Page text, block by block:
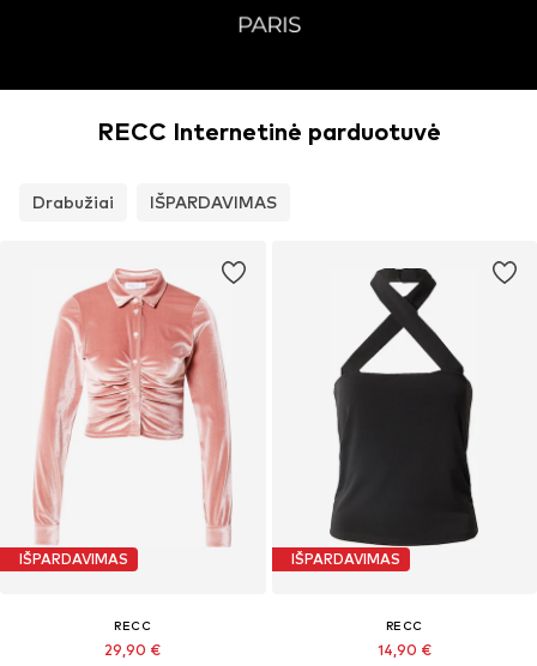
RECC Internetinė parduotuvė
Drabužiai IŠPARDAVIMAS
IŠPARDAVIMAS
RECC
29,90 €
IŠPARDAVIMAS
RECC
14,90 €